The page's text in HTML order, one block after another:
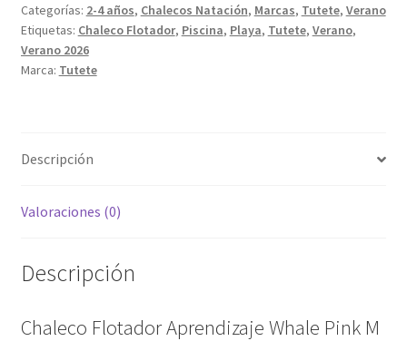
Categorías: 2-4 años, Chalecos Natación, Marcas, Tutete, Verano
Etiquetas: Chaleco Flotador, Piscina, Playa, Tutete, Verano,
Verano 2026
Marca: Tutete
Descripción
Valoraciones (0)
Descripción
Chaleco Flotador Aprendizaje Whale Pink M